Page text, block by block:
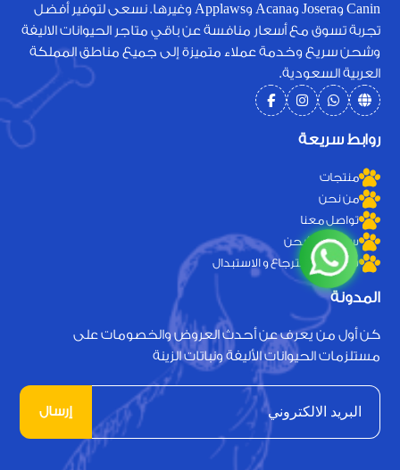
Canin وJosera وAcana وApplaws وغيرها. نسعى لتوفير أفضل
تجربة تسوق مع أسعار منافسة عن باقي متاجر الحيوانات الاليفة
وشحن سريع وخدمة عملاء متميزة إلى جميع مناطق المملكة
العربية السعودية.
روابط سريعة
منتجات
من نحن
تواصل معنا
سياسة الشحن
سياسه الاسترجاع و الاستبدال
المدونة
كن أول من يعرف عن أحدث العروض والخصومات على
مستلزمات الحيوانات الأليفة ونباتات الزينة
إرسال